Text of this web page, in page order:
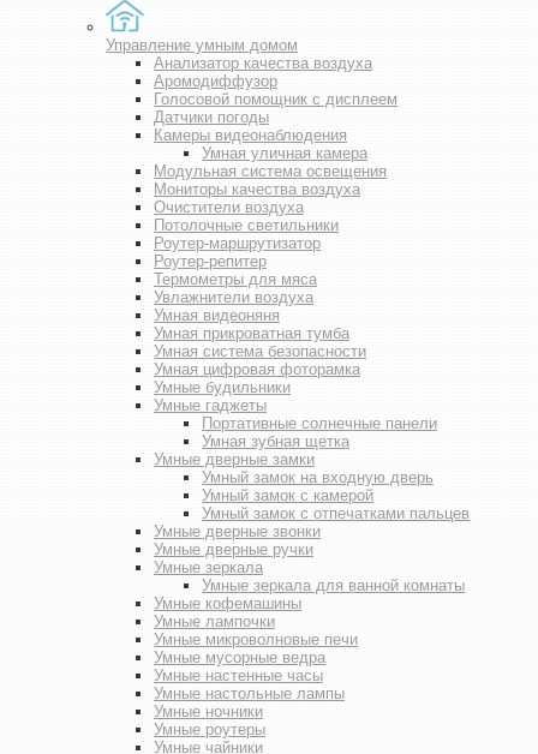
Управление умным домом
Анализатор качества воздуха
Аромодиффузор
Голосовой помощник с дисплеем
Датчики погоды
Камеры видеонаблюдения
Умная уличная камера
Модульная система освещения
Мониторы качества воздуха
Очистители воздуха
Потолочные светильники
Роутер-маршрутизатор
Роутер-репитер
Термометры для мяса
Увлажнители воздуха
Умная видеоняня
Умная прикроватная тумба
Умная система безопасности
Умная цифровая фоторамка
Умные будильники
Умные гаджеты
Портативные солнечные панели
Умная зубная щетка
Умные дверные замки
Умный замок на входную дверь
Умный замок с камерой
Умный замок с отпечатками пальцев
Умные дверные звонки
Умные дверные ручки
Умные зеркала
Умные зеркала для ванной комнаты
Умные кофемашины
Умные лампочки
Умные микроволновые печи
Умные мусорные ведра
Умные настенные часы
Умные настольные лампы
Умные ночники
Умные роутеры
Умные чайники